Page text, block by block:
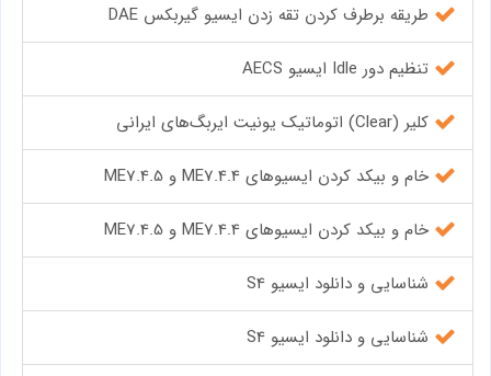
طریقه برطرف کردن تقه زدن ایسیو گیربکس DAE
تنظیم دور Idle ایسیو AECS
کلیر (Clear) اتوماتیک یونیت ایربگ‌های ایرانی
خام و بیکد کردن ایسیوهای ME7.4.4 و ME7.4.5
خام و بیکد کردن ایسیوهای ME7.4.4 و ME7.4.5
شناسایی و دانلود ایسیو S4
شناسایی و دانلود ایسیو S4